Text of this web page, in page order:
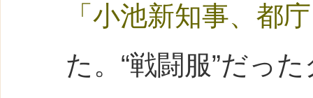
「小池新知事、都
た。“戦闘服”だっ